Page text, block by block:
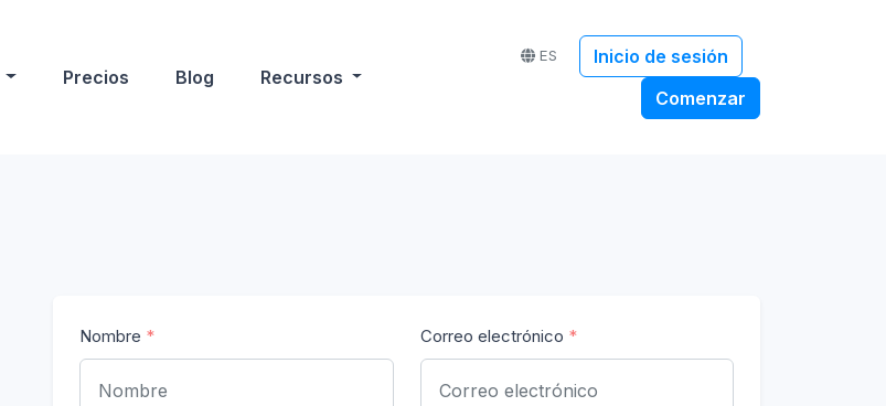
Precios Blog Recursos
ES
Inicio de sesión
Comenzar
Nombre * Correo electrónico *